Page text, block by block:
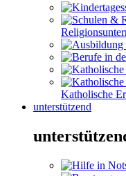
Katholische
unterstützend